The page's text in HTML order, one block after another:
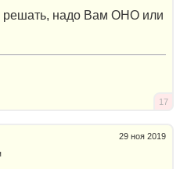
решать, надо Вам ОНО или
17
29 ноя 2019